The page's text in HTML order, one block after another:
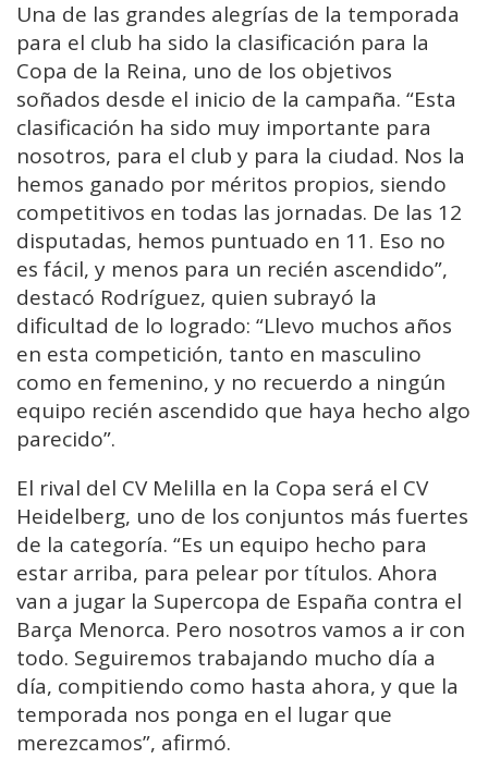
Una de las grandes alegrías de la temporada
para el club ha sido la clasificación para la
Copa de la Reina, uno de los objetivos
soñados desde el inicio de la campaña. “Esta
clasificación ha sido muy importante para
nosotros, para el club y para la ciudad. Nos la
hemos ganado por méritos propios, siendo
competitivos en todas las jornadas. De las 12
disputadas, hemos puntuado en 11. Eso no
es fácil, y menos para un recién ascendido”,
destacó Rodríguez, quien subrayó la
dificultad de lo logrado: “Llevo muchos años
en esta competición, tanto en masculino
como en femenino, y no recuerdo a ningún
equipo recién ascendido que haya hecho algo
parecido”.
El rival del CV Melilla en la Copa será el CV
Heidelberg, uno de los conjuntos más fuertes
de la categoría. “Es un equipo hecho para
estar arriba, para pelear por títulos. Ahora
van a jugar la Supercopa de España contra el
Barça Menorca. Pero nosotros vamos a ir con
todo. Seguiremos trabajando mucho día a
día, compitiendo como hasta ahora, y que la
temporada nos ponga en el lugar que
merezcamos”, afirmó.